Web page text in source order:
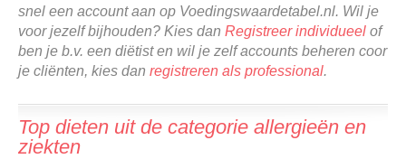
snel een account aan op Voedingswaardetabel.nl. Wil je
voor jezelf bijhouden? Kies dan Registreer individueel of
ben je b.v. een diëtist en wil je zelf accounts beheren coor
je cliënten, kies dan registreren als professional.
Top dieten uit de categorie allergieën en
ziekten